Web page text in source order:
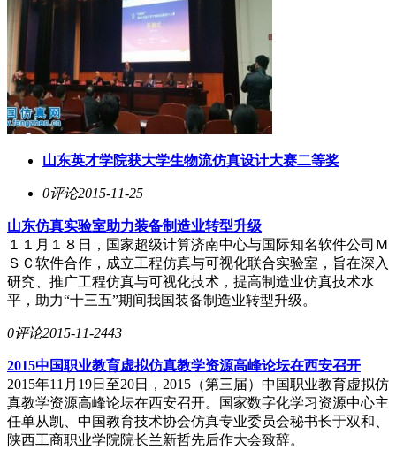
山东英才学院获大学生物流仿真设计大赛二等奖
0评论2015-11-25
山东仿真实验室助力装备制造业转型升级
１１月１８日，国家超级计算济南中心与国际知名软件公司Ｍ
ＳＣ软件合作，成立工程仿真与可视化联合实验室，旨在深入
研究、推广工程仿真与可视化技术，提高制造业仿真技术水
平，助力“十三五”期间我国装备制造业转型升级。
0评论2015-11-2443
2015中国职业教育虚拟仿真教学资源高峰论坛在西安召开
2015年11月19日至20日，2015（第三届）中国职业教育虚拟仿
真教学资源高峰论坛在西安召开。国家数字化学习资源中心主
任单从凯、中国教育技术协会仿真专业委员会秘书长于双和、
陕西工商职业学院院长兰新哲先后作大会致辞。